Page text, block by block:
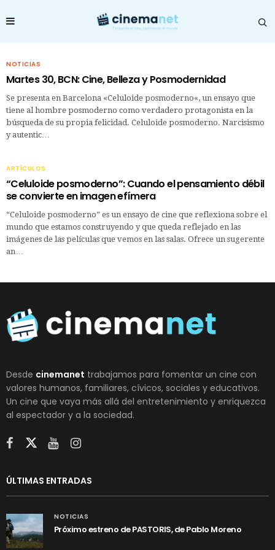
NOTICIAS
Martes 30, BCN: Cine, Belleza y Posmodernidad
Se presenta en Barcelona «Celuloide posmoderno«, un ensayo que
tiene al hombre posmoderno como verdadero protagonista en la
búsqueda de su propia felicidad. Celuloide posmoderno. Narcisismo
y autentic…
ARTÍCULOS
“Celuloide posmoderno”: Cuando el pensamiento débil
se convierte en imagen efímera
“Celuloide posmoderno” es un ensayo de cine que reflexiona sobre el
mundo que estamos construyendo y que queda reflejado en las
imágenes de las películas que vemos en las salas. Ofrece un sugerente
an…
Desde cinemanet trabajamos para fomentar un cine con
valores humanos, familiares, cívicos, sociales y educativos.
Un cine que vaya más allá del entretenimiento y enriquezca
al espectador y a la sociedad.
ÚLTIMAS ENTRADAS
NOTICIAS
Próximo estreno de PASTORIS, de Pablo Moreno